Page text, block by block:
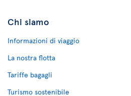
Chi siamo
Informazioni di viaggio
La nostra flotta
Tariffe bagagli
Turismo sostenibile